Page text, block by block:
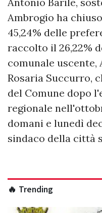
Ambrogio ha
45,24% delle
raccolto il 26,22%
comunale
Rosaria Succurro,
del Comune dopo
regionale
domani e lunedì
sindaco della città
🔥 Trending